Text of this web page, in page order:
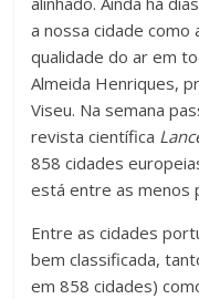
a nossa cidade
qualidade do ar em
Almeida Henriques,
Viseu. Na semana
revista científica
858 cidades
está entre as menos
Entre as cidades
bem classificada,
em 858 cidades)